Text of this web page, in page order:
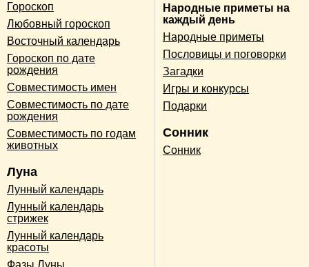
Гороскоп
Любовный гороскоп
Восточный календарь
Гороскоп по дате
рождения
Совместимость имен
Совместимость по дате
рождения
Совместимость по годам
животных
Луна
Лунный календарь
Лунный календарь
стрижек
Лунный календарь
красоты
Фазы Луны
Народные приметы на
каждый день
Народные приметы
Пословицы и поговорки
Загадки
Игры и конкурсы
Подарки
Сонник
Сонник